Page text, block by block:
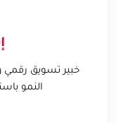
خبير تسويق رقمي
النمو